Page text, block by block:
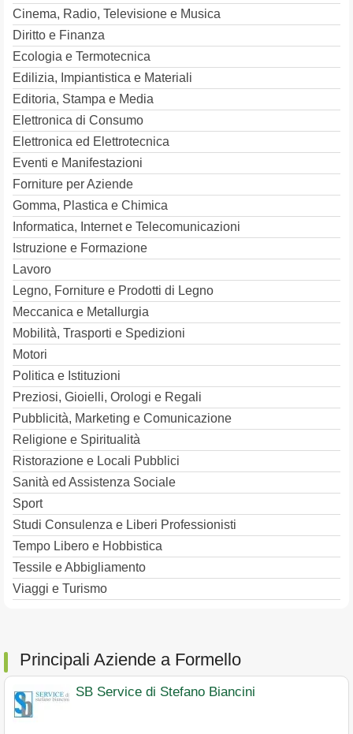
Cinema, Radio, Televisione e Musica
Diritto e Finanza
Ecologia e Termotecnica
Edilizia, Impiantistica e Materiali
Editoria, Stampa e Media
Elettronica di Consumo
Elettronica ed Elettrotecnica
Eventi e Manifestazioni
Forniture per Aziende
Gomma, Plastica e Chimica
Informatica, Internet e Telecomunicazioni
Istruzione e Formazione
Lavoro
Legno, Forniture e Prodotti di Legno
Meccanica e Metallurgia
Mobilità, Trasporti e Spedizioni
Motori
Politica e Istituzioni
Preziosi, Gioielli, Orologi e Regali
Pubblicità, Marketing e Comunicazione
Religione e Spiritualità
Ristorazione e Locali Pubblici
Sanità ed Assistenza Sociale
Sport
Studi Consulenza e Liberi Professionisti
Tempo Libero e Hobbistica
Tessile e Abbigliamento
Viaggi e Turismo
Principali Aziende a Formello
SB Service di Stefano Biancini